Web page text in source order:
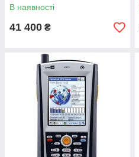
В наявності
41 400 ₴